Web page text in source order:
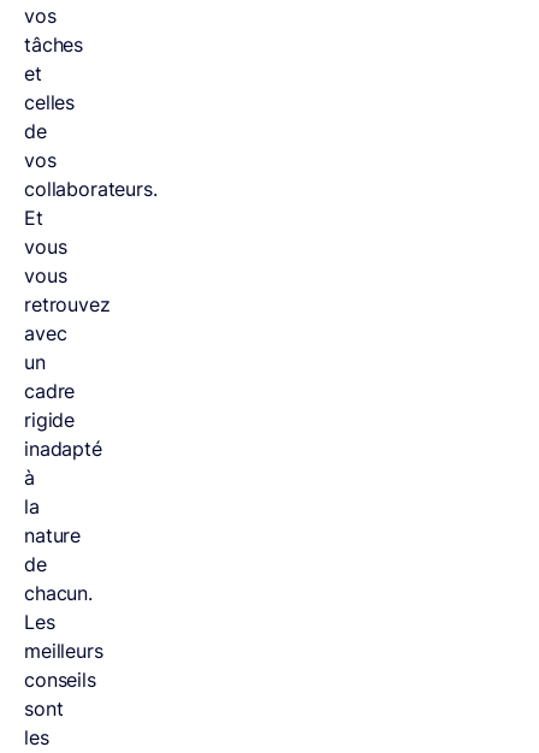
vos
tâches
et
celles
de
vos
collaborateurs.
Et
vous
vous
retrouvez
avec
un
cadre
rigide
inadapté
à
la
nature
de
chacun.
Les
meilleurs
conseils
sont
les